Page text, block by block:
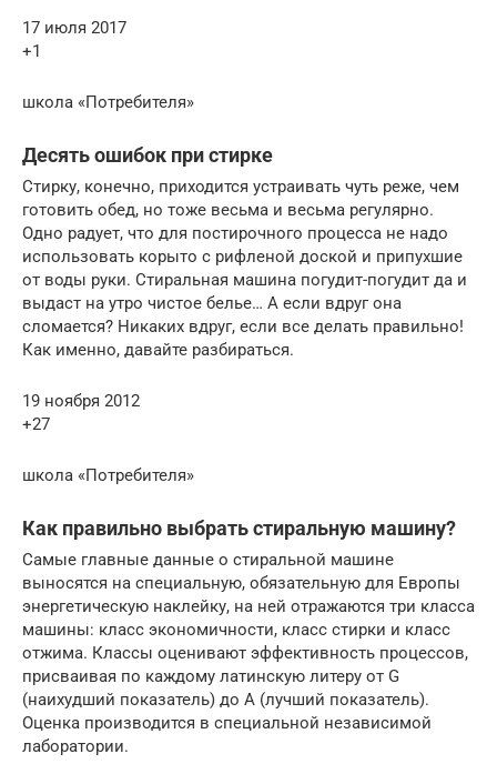
17 июля 2017
+1
школа «Потребителя»
Десять ошибок при стирке
Стирку, конечно, приходится устраивать чуть реже, чем
готовить обед, но тоже весьма и весьма регулярно.
Одно радует, что для постирочного процесса не надо
использовать корыто с рифленой доской и припухшие
от воды руки. Стиральная машина погудит-погудит да и
выдаст на утро чистое белье… А если вдруг она
сломается? Никаких вдруг, если все делать правильно!
Как именно, давайте разбираться.
19 ноября 2012
+27
школа «Потребителя»
Как правильно выбрать стиральную машину?
Самые главные данные о стиральной машине
выносятся на специальную, обязательную для Европы
энергетическую наклейку, на ней отражаются три класса
машины: класс экономичности, класс стирки и класс
отжима. Классы оценивают эффективность процессов,
присваивая по каждому латинскую литеру от G
(наихудший показатель) до А (лучший показатель).
Оценка производится в специальной независимой
лаборатории.